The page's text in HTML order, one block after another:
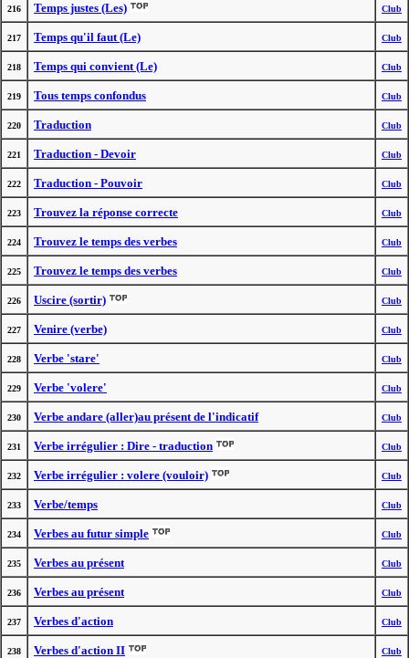
216 Temps justes (Les) Club
217 Temps qu'il faut (Le) Club
218 Temps qui convient (Le) Club
219 Tous temps confondus Club
220 Traduction Club
221 Traduction - Devoir Club
222 Traduction - Pouvoir Club
223 Trouvez la réponse correcte Club
224 Trouvez le temps des verbes Club
225 Trouvez le temps des verbes Club
226 Uscire (sortir) Club
227 Venire (verbe) Club
228 Verbe 'stare' Club
229 Verbe 'volere' Club
230 Verbe andare (aller)au présent de l'indicatif Club
231 Verbe irrégulier : Dire - traduction Club
232 Verbe irrégulier : volere (vouloir) Club
233 Verbe/temps Club
234 Verbes au futur simple Club
235 Verbes au présent Club
236 Verbes au présent Club
237 Verbes d'action Club
238 Verbes d'action II Club